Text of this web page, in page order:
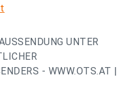
UNTER
- WWW.OTS.AT |